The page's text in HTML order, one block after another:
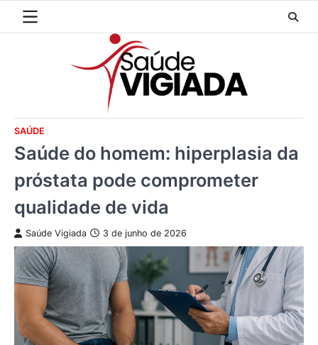
SAÚDE
Saúde do homem: hiperplasia da
próstata pode comprometer
qualidade de vida
Saúde Vigiada 3 de junho de 2026